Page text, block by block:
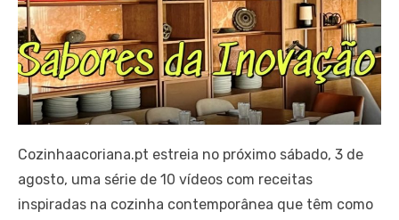
Cozinhaacoriana.pt estreia no próximo sábado, 3 de
agosto, uma série de 10 vídeos com receitas
inspiradas na cozinha contemporânea que têm como